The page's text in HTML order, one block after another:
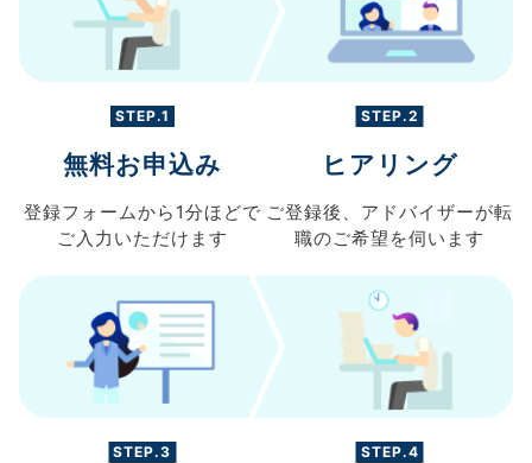
STEP.1
無料お申込み
登録フォームから 1分ほどで
ご入力 いただけます
STEP.2
ヒアリング
ご登録後、 アドバイザーが転
職のご希望を伺います
STEP.3 STEP.4